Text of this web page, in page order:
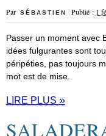
Par SÉBASTIEN |Publié : 1
Passer un moment avec
idées fulgurantes sont
péripéties, pas toujours
mot est de mise.
LIRE PLUS »